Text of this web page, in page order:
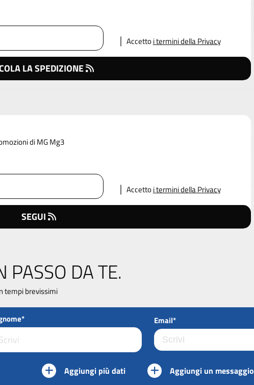
Accettoi termini della Privacy
LA SPEDIZIONE
di MG Mg3
Accettoi termini della Privacy
SEGUI
PASSO DA TE.
tempi brevissimi
Email*
Aggiungi più dati Aggiungi un messaggio